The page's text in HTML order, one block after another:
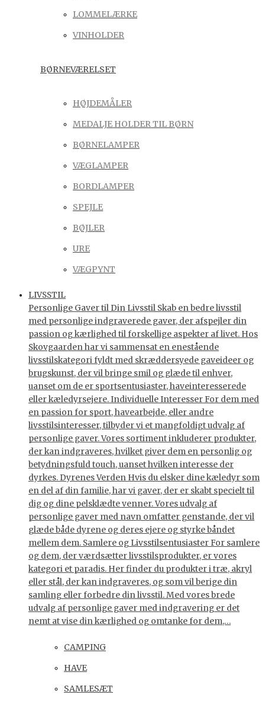
LOMMELÆRKE
VINHOLDER
BØRNEVÆRELSET
HØJDEMÅLER
MEDALJE HOLDER TIL BØRN
BØRNELAMPER
VÆGLAMPER
BORDLAMPER
SPEJLE
BØJLER
URE
VÆGPYNT
LIVSSTIL
Personlige Gaver til Din Livsstil Skab en bedre livsstil
med personlige indgraverede gaver, der afspejler din
passion og kærlighed til forskellige aspekter af livet. Hos
Skovgaarden har vi sammensat en enestående
livsstilskategori fyldt med skræddersyede gaveideer og
brugskunst, der vil bringe smil og glæde til enhver,
uanset om de er sportsentusiaster, haveinteresserede
eller kæledyrsejere. Individuelle Interesser For dem med
en passion for sport, havearbejde, eller andre
livsstilsinteresser, tilbyder vi et mangfoldigt udvalg af
personlige gaver. Vores sortiment inkluderer produkter,
der kan indgraveres, hvilket giver dem en personlig og
betydningsfuld touch, uanset hvilken interesse der
dyrkes. Dyrenes Verden Hvis du elsker dine kæledyr som
en del af din familie, har vi gaver, der er skabt specielt til
dig og dine pelsklædte venner. Vores udvalg af
personlige gaver med navn omfatter genstande, der vil
glæde både dyrene og deres ejere og styrke båndet
mellem dem. Samlere og Livsstilsentusiaster For samlere
og dem, der værdsætter livsstilsprodukter, er vores
kategori et paradis. Her finder du produkter i træ, akryl
eller stål, der kan indgraveres, og som vil berige din
samling eller forbedre din livsstil. Med vores brede
udvalg af personlige gaver med indgravering er det
nemt at vise din kærlighed og omtanke for dem,…
CAMPING
HAVE
SAMLESÆT